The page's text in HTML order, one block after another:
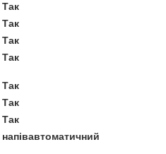
Так
Так
Так
Так
Так
Так
Так
напівавтоматичний